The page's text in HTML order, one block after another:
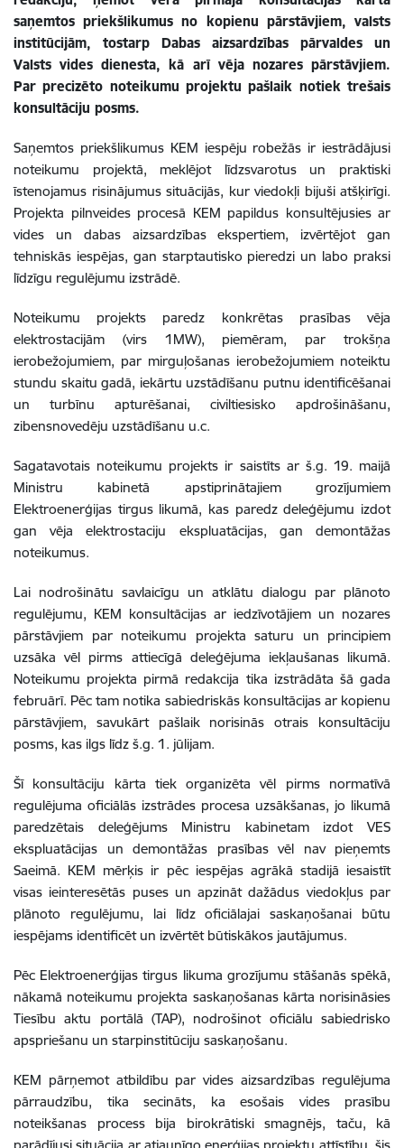
saņemtos priekšlikumus no kopienu pārstāvjiem, valsts
institūcijām, tostarp Dabas aizsardzības pārvaldes un
Valsts vides dienesta, kā arī vēja nozares pārstāvjiem.
Par precizēto noteikumu projektu pašlaik notiek trešais
konsultāciju posms.
Saņemtos priekšlikumus KEM iespēju robežās ir iestrādājusi
noteikumu projektā, meklējot līdzsvarotus un praktiski
īstenojamus risinājumus situācijās, kur viedokļi bijuši atšķirīgi.
Projekta pilnveides procesā KEM papildus konsultējusies ar
vides un dabas aizsardzības ekspertiem, izvērtējot gan
tehniskās iespējas, gan starptautisko pieredzi un labo praksi
līdzīgu regulējumu izstrādē.
Noteikumu projekts paredz konkrētas prasības vēja
elektrostacijām (virs 1MW), piemēram, par trokšņa
ierobežojumiem, par mirguļošanas ierobežojumiem noteiktu
stundu skaitu gadā, iekārtu uzstādīšanu putnu identificēšanai
un turbīnu apturēšanai, civiltiesisko apdrošināšanu,
zibensnovedēju uzstādīšanu u.c.
Sagatavotais noteikumu projekts ir saistīts ar š.g. 19. maijā
Ministru kabinetā apstiprinātajiem grozījumiem
Elektroenerģijas tirgus likumā, kas paredz deleģējumu izdot
gan vēja elektrostaciju ekspluatācijas, gan demontāžas
noteikumus.
Lai nodrošinātu savlaicīgu un atklātu dialogu par plānoto
regulējumu, KEM konsultācijas ar iedzīvotājiem un nozares
pārstāvjiem par noteikumu projekta saturu un principiem
uzsāka vēl pirms attiecīgā deleģējuma iekļaušanas likumā.
Noteikumu projekta pirmā redakcija tika izstrādāta šā gada
februārī. Pēc tam notika sabiedriskās konsultācijas ar kopienu
pārstāvjiem, savukārt pašlaik norisinās otrais konsultāciju
posms, kas ilgs līdz š.g. 1. jūlijam.
Šī konsultāciju kārta tiek organizēta vēl pirms normatīvā
regulējuma oficiālās izstrādes procesa uzsākšanas, jo likumā
paredzētais deleģējums Ministru kabinetam izdot VES
ekspluatācijas un demontāžas prasības vēl nav pieņemts
Saeimā. KEM mērķis ir pēc iespējas agrākā stadijā iesaistīt
visas ieinteresētās puses un apzināt dažādus viedokļus par
plānoto regulējumu, lai līdz oficiālajai saskaņošanai būtu
iespējams identificēt un izvērtēt būtiskākos jautājumus.
Pēc Elektroenerģijas tirgus likuma grozījumu stāšanās spēkā,
nākamā noteikumu projekta saskaņošanas kārta norisināsies
Tiesību aktu portālā (TAP), nodrošinot oficiālu sabiedrisko
apspriešanu un starpinstitūciju saskaņošanu.
KEM pārņemot atbildību par vides aizsardzības regulējuma
pārraudzību, tika secināts, ka esošais vides prasību
noteikšanas process bija birokrātiski smagnējs, taču, kā
parādījusi situācija ar atjaunīgo enerģijas projektu attīstību, šis